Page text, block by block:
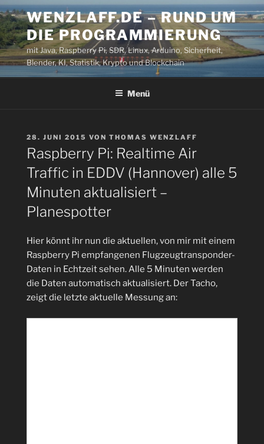
Zum
Inhalt
springen
WENZLAFF.DE – RUND UM
DIE PROGRAMMIERUNG
mit Java, Raspberry Pi, SDR, Linux, Arduino, Sicherheit,
Blender, KI, Statistik, Krypto und Blockchain
Menü
VERÖFFENTLICHT
AM
28. JUNI 2015 VON THOMAS WENZLAFF
Raspberry Pi: Realtime Air
Traffic in EDDV (Hannover) alle 5
Minuten aktualisiert –
Planespotter
Hier könnt ihr nun die aktuellen, von mir mit einem
Raspberry Pi empfangenen Flugzeugtransponder-
Daten in Echtzeit sehen. Alle 5 Minuten werden
die Daten automatisch aktualisiert. Der Tacho,
zeigt die letzte aktuelle Messung an: